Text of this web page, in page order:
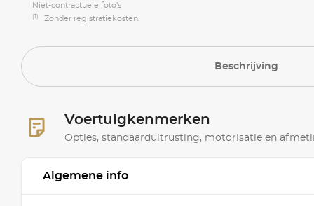
Niet-contractuele foto’s
(1) Zonder registratiekosten.
Beschrijving
Voertuigkenmerken
Opties, standaarduitrusting, motorisatie en
Algemene info